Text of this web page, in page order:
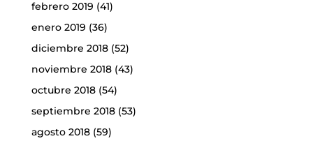
febrero 2019 (41)
enero 2019 (36)
diciembre 2018(52)
noviembre 2018(43)
octubre 2018(54)
septiembre 2018(53)
agosto 2018(59)